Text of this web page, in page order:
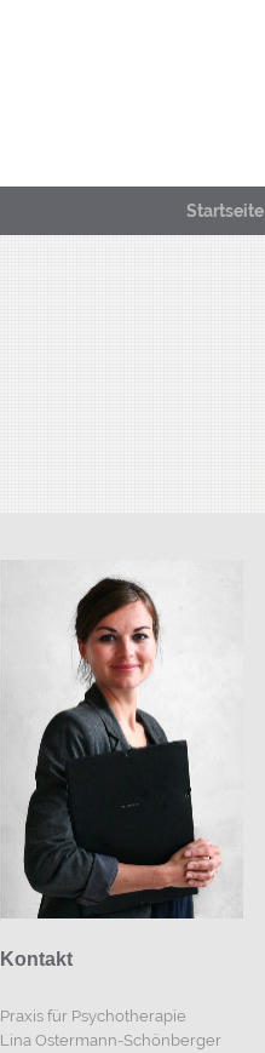
Startseite
Kontakt
Praxis für Psychotherapie
Lina Ostermann-Schönberger